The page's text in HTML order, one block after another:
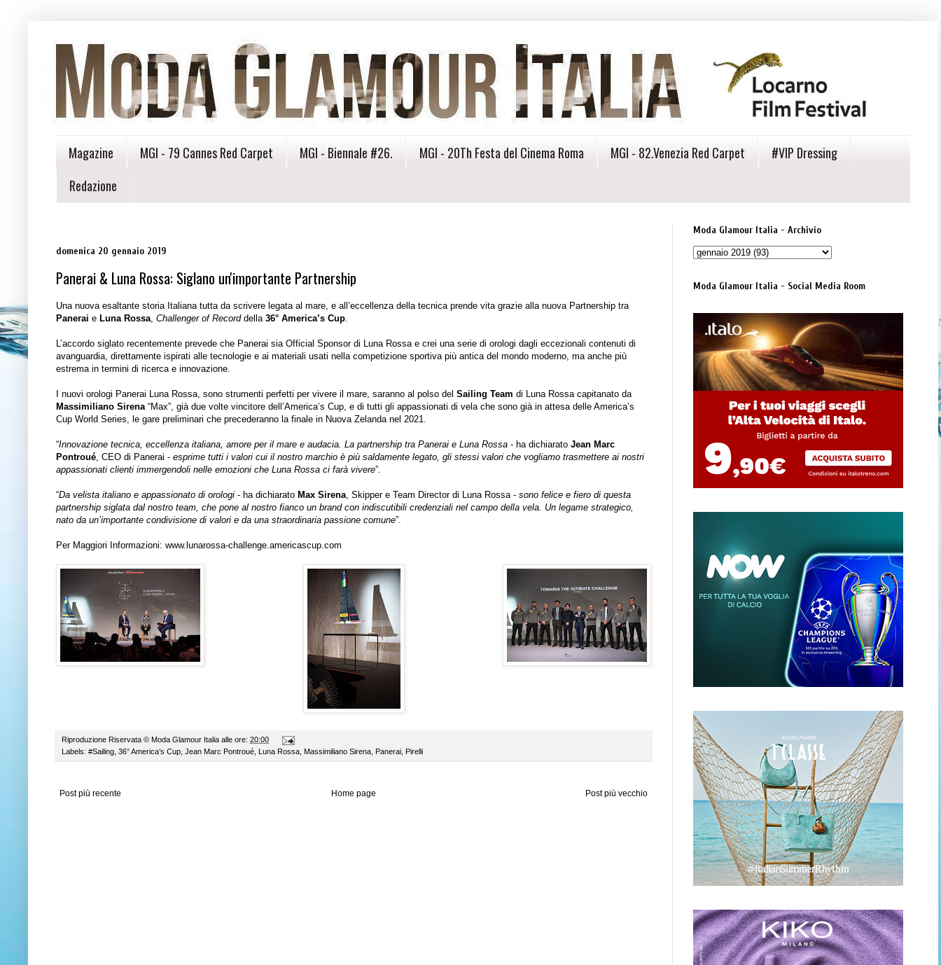
Magazine MGI - 79 Cannes Red Carpet MGI - Biennale #26. MGI - 20Th Festa del Cinema Roma MGI - 82.Venezia Red Carpet
#VIP Dressing
Redazione
domenica 20 gennaio 2019
Panerai & Luna Rossa: Siglano un'importante Partnership
Una nuova esaltante storia Italiana tutta da scrivere legata al mare, e all’eccellenza della tecnica prende vita grazie alla nuova Partnership tra
Panerai e Luna Rossa, Challenger of Recorddella 36° America’s Cup.
L’accordo siglato recentemente prevede che Panerai sia Official Sponsor di Luna Rossa e crei una serie di orologi dagli eccezionali contenuti di
avanguardia, direttamente ispirati alle tecnologie e ai materiali usati nella competizione sportiva più antica del mondo moderno, ma anche più
estrema in termini di ricerca e innovazione.
I nuovi orologi Panerai Luna Rossa, sono strumenti perfetti per vivere il mare, saranno al polso del Sailing Team di Luna Rossa capitanato da
Massimiliano Sirena“Max”, già due volte vincitore dell’America’s Cup, e di tutti gli appassionati di vela che sono già in attesa delle America’s
Cup World Series, le gare preliminari che precederanno la finale in Nuova Zelanda nel 2021.
“Innovazione tecnica, eccellenza italiana, amore per il mare e audacia. La partnership tra Panerai e Luna Rossa - ha dichiarato Jean Marc
Pontroué, CEO di Panerai - esprime tutti i valori cui il nostro marchio è più saldamente legato, gli stessi valori che vogliamo trasmettere ai nostri
appassionati clienti immergendoli nelle emozioni che Luna Rossa ci farà vivere”.
“Da velista italiano e appassionato di orologi - ha dichiarato Max Sirena, Skipper e Team Director di Luna Rossa - sono felice e fiero di questa
partnership siglata dal nostro team, che pone al nostro fianco un brand con indiscutibili credenziali nel campo della vela. Un legame strategico,
nato da un’importante condivisione di valori e da una straordinaria passione comune”.
Per Maggiori Informazioni: www.lunarossa-challenge.americascup.com
Riproduzione Riservata © Moda Glamour Italia alle ore: 20:00
Labels: #Sailing 36° America’s Cup Jean Marc Pontroué Luna Rossa Massimiliano Sirena Panerai Pirelli
Post più recente Post più vecchio
Home page
Moda Glamour Italia - Archivio
Moda Glamour Italia - Social Media Room